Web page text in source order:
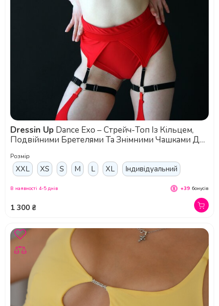
Dressin Up
Подвійними Бретелями Та Знімними Чашками Для
червоний
Розмір
XXL XS S M L XL Індивідуальний
1 300 ₴
В наявності 4-5 днів +39 бонусів